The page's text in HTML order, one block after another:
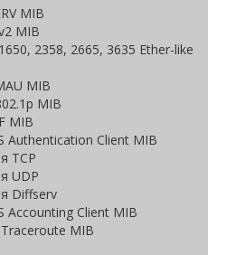
MIB
MIB
2358, 2665, 3635 Ether-like
MIB
MIB
MIB
Authentication Client MIB
TCP
UDP
Diffserv
Accounting Client MIB
MIB